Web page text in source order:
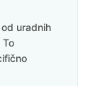
uradnih